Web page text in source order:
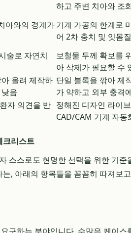
하고 주변 치아와 조
아와의 경계가기계 가공의 한계로
어 2차 충치 및 잇몸
술로 자연치
보철물 두께 확보를
아 삭제가 필요할 수
올려 제작하
음
단일 블록을 깎아 제
가 약하고 외부 충격
자 의견을 반 정해진 디자인 라이
CAD/CAM 기계 자동
크리스트
스스로도 현명한 선택을 위한 기준
, 아래의 항목들을 꼼꼼히 따져보